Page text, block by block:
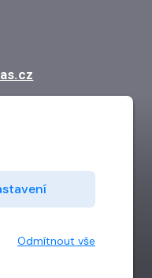
Odmítnout vše